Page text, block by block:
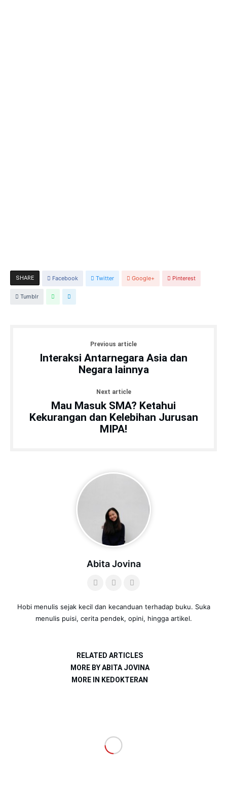
SHARE Facebook Twitter Google+ Pinterest
Tumblr
Previous article
Interaksi Antarnegara Asia dan
Negara lainnya
Next article
Mau Masuk SMA? Ketahui
Kekurangan dan Kelebihan Jurusan
MIPA!
Abita Jovina
Hobi menulis sejak kecil dan kecanduan terhadap buku. Suka
menulis puisi, cerita pendek, opini, hingga artikel.
RELATED ARTICLES
MORE BY ABITA JOVINA
MORE IN KEDOKTERAN